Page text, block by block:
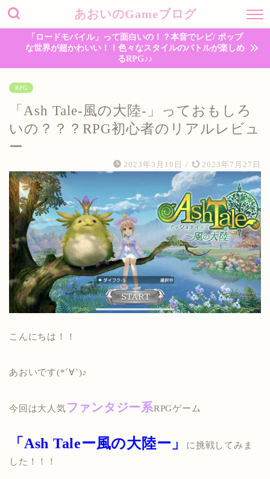
あおいのGameブログ
「ロードモバイル」って面白いの！？本音でレビ/ ポップ
な世界が超かわいい！！色々なスタイルのバトルが楽しめ
るRPG♪♪
RPG
「Ash Tale-風の大陸-」っておもしろ
いの？？？RPG初心者のリアルレビュ
ー
2023年3月10日 / 2023年7月27日
こんにちは！！
あおいです(*´∀`)♪
今回は大人気ファンタジー系RPGゲーム
「Ash Taleー風の大陸ー」
に挑戦してみま
した！！！